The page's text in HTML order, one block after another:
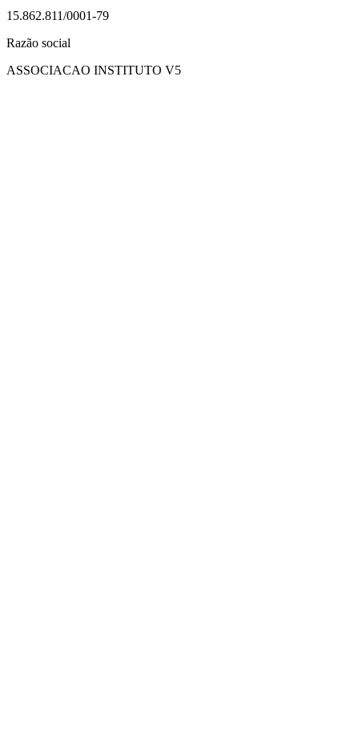
15.862.811/0001-79
Razão social
ASSOCIACAO INSTITUTO V5